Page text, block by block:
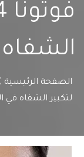
الصفحة الرئيسية
لتكبير الشفاه في